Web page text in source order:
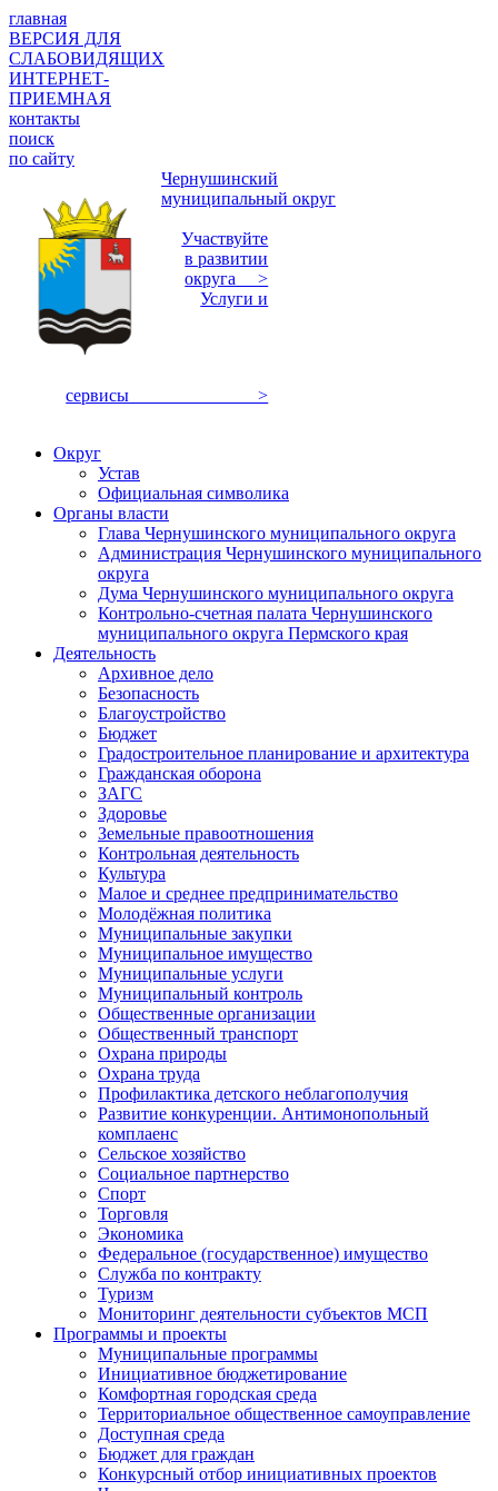
главная
ВЕРСИЯ ДЛЯ
СЛАБОВИДЯЩИХ
ИНТЕРНЕТ-
ПРИЕМНАЯ
контакты
поиск
по сайту
Чернушинский
муниципальный округ
Участвуйте
в развитии
округа >
Услуги и
сервисы >
Округ
Устав
Официальная символика
Органы власти
Глава Чернушинского муниципального округа
Администрация Чернушинского муниципального
округа
Дума Чернушинского муниципального округа
Контрольно-счетная палата Чернушинского
муниципального округа Пермского края
Деятельность
Архивное дело
Безопасность
Благоустройство
Бюджет
Градостроительное планирование и архитектура
Гражданская оборона
ЗАГС
Здоровье
Земельные правоотношения
Контрольная деятельность
Культура
Малое и среднее предпринимательство
Молодёжная политика
Муниципальные закупки
Муниципальное имущество
Муниципальные услуги
Муниципальный контроль
Общественные организации
Общественный транспорт
Охрана природы
Охрана труда
Профилактика детского неблагополучия
Развитие конкуренции. Антимонопольный
комплаенс
Сельское хозяйство
Социальное партнерство
Спорт
Торговля
Экономика
Федеральное (государственное) имущество
Служба по контракту
Туризм
Мониторинг деятельности субъектов МСП
Программы и проекты
Муниципальные программы
Инициативное бюджетирование
Комфортная городская среда
Территориальное общественное самоуправление
Доступная среда
Бюджет для граждан
Конкурсный отбор инициативных проектов